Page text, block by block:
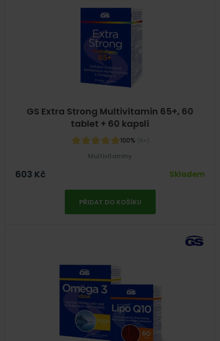
GS Extra Strong Multivitamin 65+, 60
tablet + 60 kapslí
100% (8×)
Multivitaminy
603 Kč Skladem
PŘIDAT DO KOŠÍKU